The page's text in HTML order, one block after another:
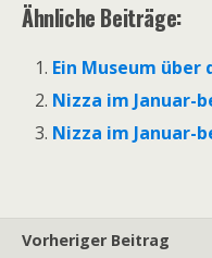
Ähnliche Beiträge:
Ein Museum über
Nizza im Januar-
Nizza im Januar-
Vorheriger Beitrag